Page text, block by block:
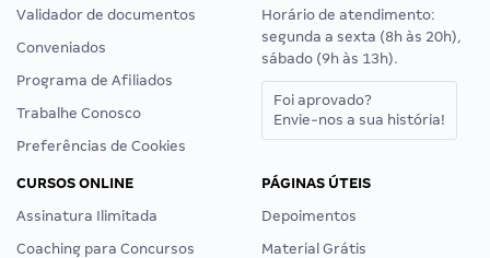
Validador de documentos
Conveniados
Programa de Afiliados
Trabalhe Conosco
Preferências de Cookies
Horário de atendimento:
segunda a sexta (8h às 20h),
sábado (9h às 13h).
Foi aprovado?
Envie-nos a sua história!
CURSOS ONLINE
Assinatura Ilimitada
Coaching para Concursos
PÁGINAS ÚTEIS
Depoimentos
Material Grátis